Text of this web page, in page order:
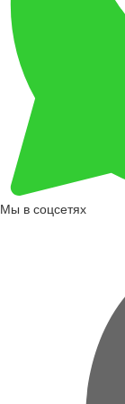
Мы в соцсетях